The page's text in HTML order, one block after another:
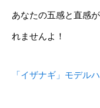
あなたの五感と直感
れませんよ！
「イザナギ」モデル